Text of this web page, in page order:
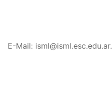
E-Mail: isml@isml.esc.edu.ar.